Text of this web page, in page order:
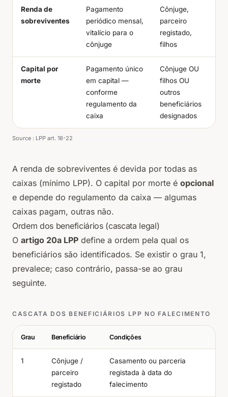
Renda de
sobreviventes
Pagamento
periódico mensal,
vitalício para o
cônjuge
Cônjuge,
parceiro
registado,
filhos
Capital por
morte
Pagamento único
em capital —
conforme
regulamento da
caixa
Cônjuge OU
filhos OU
outros
beneficiários
designados
Source : LPP art. 18-22
A renda de sobreviventes é devida por todas as
caixas (mínimo LPP). O capital por morte é opcional
e depende do regulamento da caixa — algumas
caixas pagam, outras não.
Ordem dos beneficiários (cascata legal)
O artigo 20a LPP define a ordem pela qual os
beneficiários são identificados. Se existir o grau 1,
prevalece; caso contrário, passa-se ao grau
seguinte.
CASCATA DOS BENEFICIÁRIOS LPP NO FALECIMENTO
Grau Beneficiário Condições
1
Cônjuge /
parceiro
registado
Casamento ou parceria
registada à data do
falecimento